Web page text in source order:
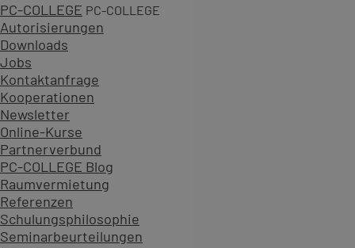
PC-COLLEGE PC-COLLEGE
Autorisierungen
Downloads
Jobs
Kontaktanfrage
Kooperationen
Newsletter
Online-Kurse
Partnerverbund
PC-COLLEGE Blog
Raumvermietung
Referenzen
Schulungsphilosophie
Seminarbeurteilungen